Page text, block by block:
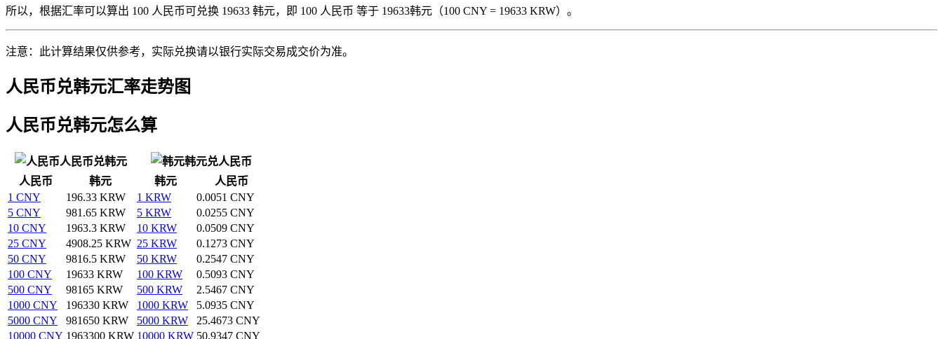
所以，根据汇率可以算出 100 人民币可兑换 19633 韩元，即 100 人民币 等于 19633韩元（100 CNY = 19633 KRW）。
注意：此计算结果仅供参考，实际兑换请以银行实际交易成交价为准。
人民币兑韩元汇率走势图
人民币兑韩元怎么算
人民币兑韩元
韩元兑人民币
人民币
韩元 韩元
人民币
1 CNY
196.33 KRW 1 KRW
0.0051 CNY
5 CNY
981.65 KRW 5 KRW
0.0255 CNY
10 CNY
1963.3 KRW 10 KRW
0.0509 CNY
25 CNY
4908.25 KRW 25 KRW
0.1273 CNY
50 CNY
9816.5 KRW 50 KRW
0.2547 CNY
100 CNY
19633 KRW 100 KRW
0.5093 CNY
500 CNY
98165 KRW 500 KRW
2.5467 CNY
1000 CNY
196330 KRW 1000 KRW
5.0935 CNY
5000 CNY
981650 KRW 5000 KRW
25.4673 CNY
10000 CNY 1963300 KRW 10000 KRW 50.9347 CNY